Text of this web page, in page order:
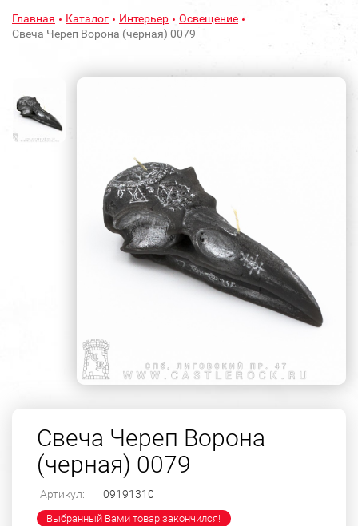
Главная Каталог Интерьер
Освещение
Свеча Череп Ворона (черная) 0079
Свеча Череп Ворона
(черная) 0079
Артикул: 09191310
Выбранный Вами товар закончился!